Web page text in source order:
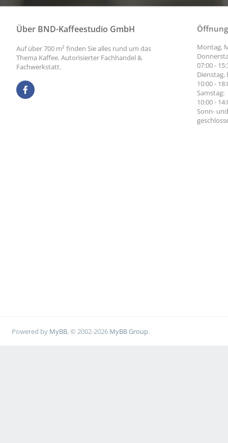
Über BND-Kaffeestudio GmbH
Auf über 700 m² finden Sie alles rund um das
Thema Kaffee. Autorisierter Fachhandel &
Fachwerkstatt.
Montag,
07:00 -
Dienstag,
10:00 -
Samstag:
10:00 -
Sonn-
Powered by MyBB, © 2002-2026 MyBB Group.